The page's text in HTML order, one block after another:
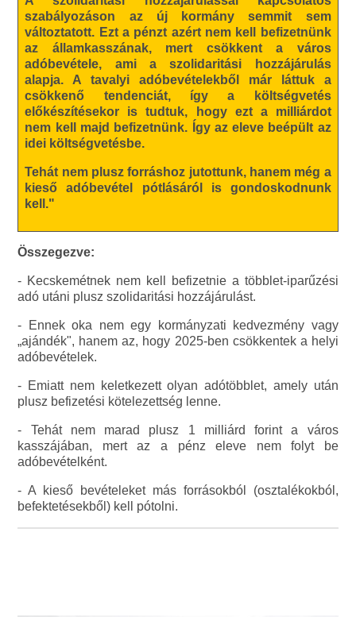
szabályozáson az új kormány semmit sem
változtatott. Ezt a pénzt azért nem kell befizetnünk
az államkasszának, mert csökkent a város
adóbevétele, ami a szolidaritási hozzájárulás
alapja. A tavalyi adóbevételekből már láttuk a
csökkenő tendenciát, így a költségvetés
előkészítésekor is tudtuk, hogy ezt a milliárdot
nem kell majd befizetnünk. Így az eleve beépült az
idei költségvetésbe.
Tehát nem plusz forráshoz jutottunk, hanem még a
kieső adóbevétel pótlásáról is gondoskodnunk
kell."
Összegezve:
- Kecskemétnek nem kell befizetnie a többlet-iparűzési
adó utáni plusz szolidaritási hozzájárulást.
- Ennek oka nem egy kormányzati kedvezmény vagy
„ajándék", hanem az, hogy 2025-ben csökkentek a helyi
adóbevételek.
- Emiatt nem keletkezett olyan adótöbblet, amely után
plusz befizetési kötelezettség lenne.
- Tehát nem marad plusz 1 milliárd forint a város
kasszájában, mert az a pénz eleve nem folyt be
adóbevételként.
- A kieső bevételeket más forrásokból (osztalékokból,
befektetésekből) kell pótolni.